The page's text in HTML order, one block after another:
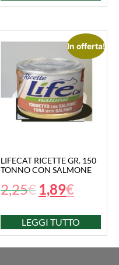
In offerta!
LIFECAT RICETTE GR. 150
TONNO CON SALMONE
2,25€ 1,89€
LEGGI TUTTO